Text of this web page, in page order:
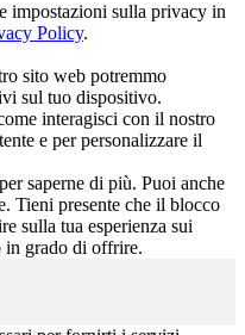
impostazioni sulla privacy in
Policy.
sito web potremmo
sul tuo dispositivo.
interagisci con il nostro
e per personalizzare il
saperne di più. Puoi anche
Tieni presente che il blocco
sulla tua esperienza sui
in grado di offrire.